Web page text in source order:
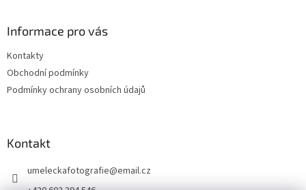
Informace pro vás
Kontakty
Obchodní podmínky
Podmínky ochrany osobních údajů
Kontakt
umeleckafotografie@email.cz